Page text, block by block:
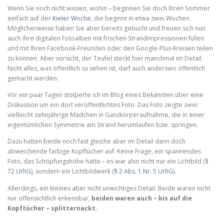
Wenn Sie noch nicht wissen, wohin – beginnen Sie doch Ihren Sommer
einfach auf der Kieler Woche, die beginnt in etwa zwei Wochen.
Möglicherweise haben Sie aber bereits gebucht und freuen sich nun
auch Ihre digitalen Fotoalben mit frischen Strandimpressionen füllen
und mit Ihren Facebook-Freunden oder den Google-Plus-Kreisen teilen
zu können. Aber vorsicht, der Teufel steckt hier manchmal im Detail.
Nicht alles, was öffentlich zu sehen ist, darf auch anderswo öffentlich
gemacht werden.
Vor ein paar Tagen stolperte ich im Blog eines Bekannten über eine
Diskussion um ein dort veröffentlichtes Foto. Das Foto zeigte zwei
vielleicht zehnjährige Mädchen in Ganzkörperaufnahme, die in einer
eigentümlichen Symmetrie am Strand herumlaufen bzw. springen.
Dazu hatten beide noch fast gleiche aber im Detail dann doch
abweichende farbige Kopftücher auf. Keine Frage, ein spannendes
Foto, das Schöpfungshöhe hatte – es war also nicht nur ein Lichtbild (§
72 UrhG), sondern ein Lichtbildwerk (§ 2 Abs. 1 Nr. 5 UrhG).
Allerdings, ein kleines aber nicht unwichtiges Detail: Beide waren nicht
nur offensichtlich erkennbar, beiden waren auch – bis auf die
Kopftücher – splitternackt.